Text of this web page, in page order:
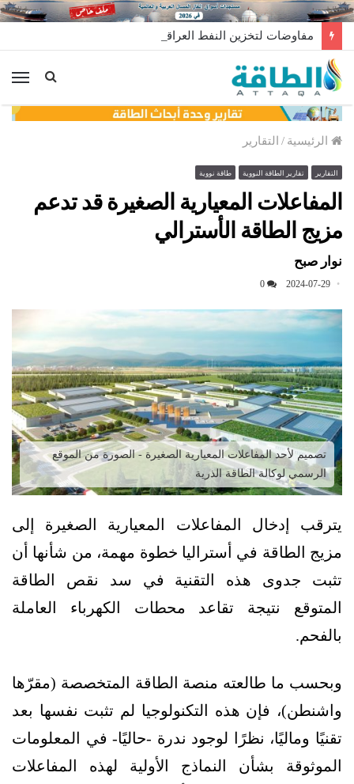
مفاوضات لتخزين النفط العراقي في الخارج
الرئيسية / التقارير
التقارير تقارير الطاقة النووية طاقة نووية
المفاعلات المعيارية الصغيرة قد تدعم
مزيج الطاقة الأسترالي
نوار صبح
2024-07-29
0
تصميم لأحد المفاعلات المعيارية الصغيرة - الصورة من الموقع
الرسمي لوكالة الطاقة الذرية
يترقب إدخال المفاعلات المعيارية الصغيرة إلى
مزيج الطاقة في أستراليا خطوة مهمة، من شأنها أن
تثبت جدوى هذه التقنية في سد نقص الطاقة
المتوقع نتيجة تقاعد محطات الكهرباء العاملة
بالفحم.
وبحسب ما طالعته منصة الطاقة المتخصصة (مقرّها
واشنطن)، فإن هذه التكنولوجيا لم تثبت نفسها بعد
تقنيًا وماليًا، نظرًا لوجود ندرة -حاليًا- في المعلومات
الموثوقة بشأن النماذج الأولية لهذه المفاعلات